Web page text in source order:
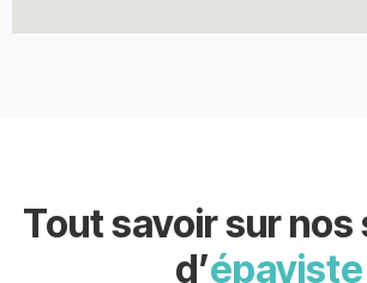
Tout savoir sur
d’épaviste